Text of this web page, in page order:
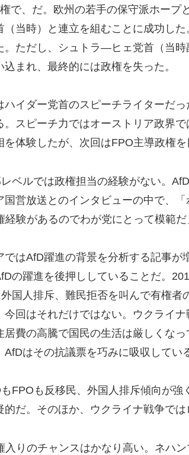
で、だ。欧州の若手の保守派ホープ
（当時）と連立を組むことに成功し
。ただし、シュトラ―ヒェ党首（当
まれ、最終的には政権を失った。
ハイダー党首のスピーチライターだ
。スピーチ力ではオーストリア政界
体験したが、次回はFPO主導政権を
ベルでは政権担当の経験がない。
国営放送とのインタビューの中で、
経験があるのでわが党にとって模範だ
ではAfD躍進の背景を分析する記事
の躍進を後押ししていることだ。
国人排斥、難民拒否を叫んで有権者
今回はそれだけではない。ウクライ
居費の高騰で国民の生活は厳しくな
はその抗議票を巧みに吸収してい
FPOも反移民、外国人排斥傾向が強
だ。そのほか、ウクライナ戦争では
入りのチャンスはかなり高い。ネハ